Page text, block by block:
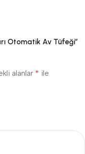
Otomatik Av Tüfeği”
alanlar * ile